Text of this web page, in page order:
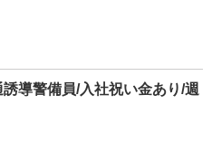
導警備員/入社祝い金あり/週